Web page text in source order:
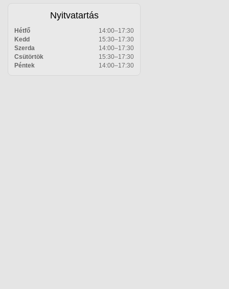
Nyitvatartás
Hétfő
14:00–17:30
Kedd
15:30–17:30
Szerda
14:00–17:30
Csütörtök
15:30–17:30
Péntek
14:00–17:30